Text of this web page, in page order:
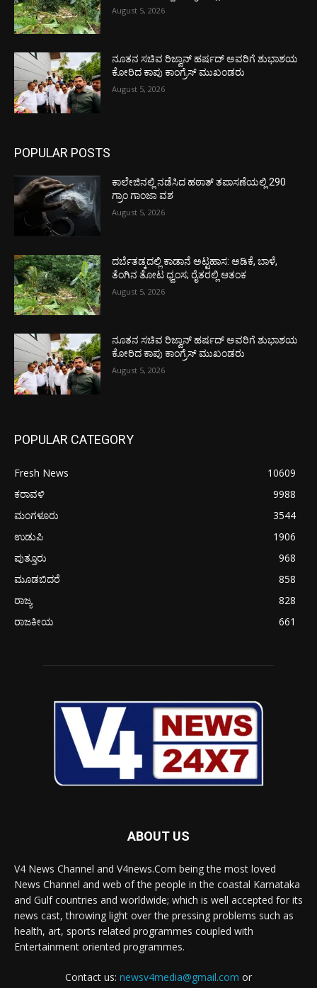
August 5, 2026
ನೂತನ ಸಚಿವ ರಿಜ್ವಾನ್ ಹರ್ಷದ್ ಅವರಿಗೆ ಶುಭಾಶಯ
ಕೋರಿದ ಕಾಪು ಕಾಂಗ್ರೆಸ್ ಮುಖಂಡರು
August 5, 2026
POPULAR POSTS
ಕಾಲೇಜಿನಲ್ಲಿ ನಡೆಸಿದ ಹಠಾತ್ ತಪಾಸಣೆಯಲ್ಲಿ 290
ಗ್ರಾಂ ಗಾಂಜಾ ವಶ
August 5, 2026
ದರ್ಬೆತಡ್ಕದಲ್ಲಿ ಕಾಡಾನೆ ಅಟ್ಟಹಾಸ: ಅಡಿಕೆ, ಬಾಳೆ,
ತೆಂಗಿನ ತೋಟ ಧ್ವಂಸ; ರೈತರಲ್ಲಿ ಆತಂಕ
August 5, 2026
ನೂತನ ಸಚಿವ ರಿಜ್ವಾನ್ ಹರ್ಷದ್ ಅವರಿಗೆ ಶುಭಾಶಯ
ಕೋರಿದ ಕಾಪು ಕಾಂಗ್ರೆಸ್ ಮುಖಂಡರು
August 5, 2026
POPULAR CATEGORY
Fresh News
10609
ಕರಾವಳಿ
9988
ಮಂಗಳೂರು
3544
ಉಡುಪಿ
1906
ಪುತ್ತೂರು
968
ಮೂಡಬಿದರೆ
858
ರಾಜ್ಯ
828
ರಾಜಕೀಯ
661
ABOUT US
V4 News Channel and V4news.Com being the most loved
News Channel and web of the people in the coastal Karnataka
and Gulf countries and worldwide; which is well accepted for its
news cast, throwing light over the pressing problems such as
health, art, sports related programmes coupled with
Entertainment oriented programmes.
Contact us: newsv4media@gmail.com or